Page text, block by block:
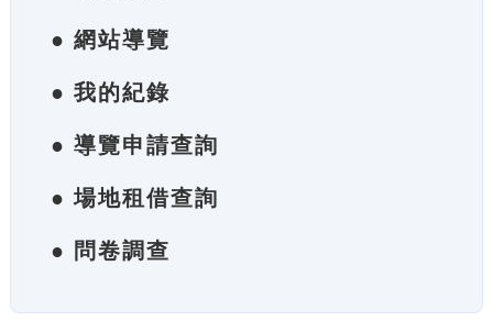
● 網站導覽
● 我的紀錄
● 導覽申請查詢
● 場地租借查詢
● 問卷調查